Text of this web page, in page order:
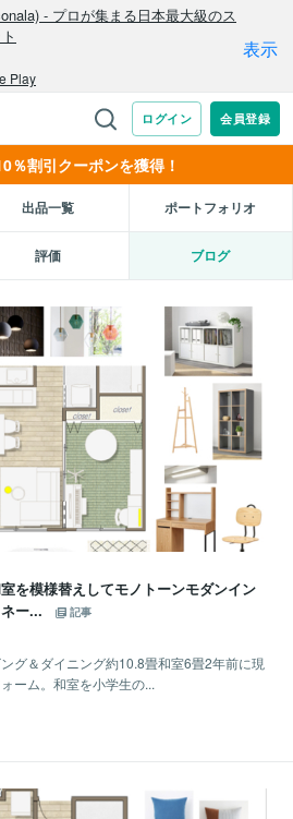
％割引クーポンを獲得！
出品一覧 ポートフォリオ
評価 ブログ
を模様替えしてモノトーンモダンイン
ー...
記事
グ＆ダイニング約10.8畳和室6畳2年前に現
ーム。和室を小学生の...